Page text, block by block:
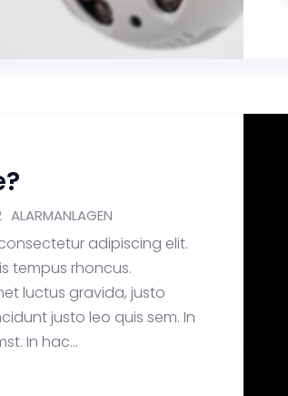
ALARMANLAGEN
adipiscing elit.
tempus rhoncus.
luctus gravida, justo
justo leo quis sem. In
In hac...